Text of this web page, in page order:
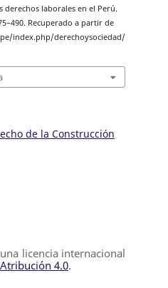
derechos laborales en el Perú.
Recuperado a partir de
index.php/derechoysociedad/
de la Construcción
licencia internacional
4.0.